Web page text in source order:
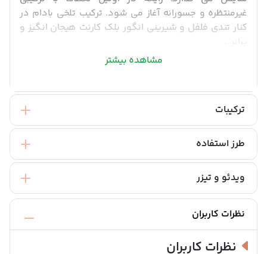
غیرمنتظره و جسورانه آغاز می شود. ترکیب تلخی بادام در
کنار تندی فلفل و شیرینی انگور بلک کارنت هیجان انگیز و
پرانر...
مشاهده بیشتر
ترکیبات
طرز استفاده
ویدئو و تیزر
نظرات کاربران
نظرات کاربران